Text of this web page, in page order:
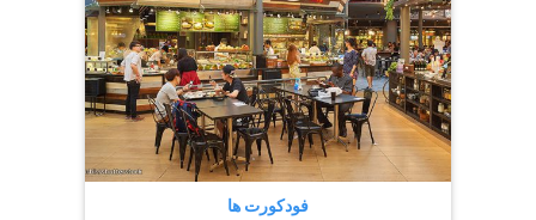
فودکورت ها